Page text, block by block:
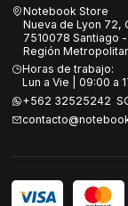
Notebook Store
Nueva de Lyon 72,
7510078 Santiago
Región
Horas de trabajo:
Lun a Vie | 09:00 a
+562 32525242